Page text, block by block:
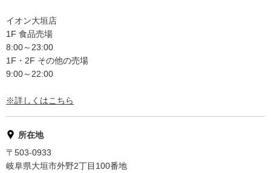
イオン大垣店
1F 食品売場
8:00～23:00
1F・2F その他の売場
9:00～22:00
※詳しくはこちら
所在地
〒503-0933
岐阜県大垣市外野2丁目100番地